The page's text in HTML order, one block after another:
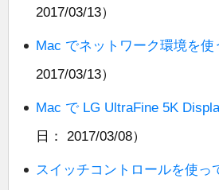
2017/03/13）
Mac でネットワーク環境を使
2017/03/13）
Mac で LG UltraFine 5K
日： 2017/03/08）
スイッチコントロールを使っ